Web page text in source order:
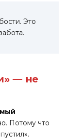
Это
— не
Потому что